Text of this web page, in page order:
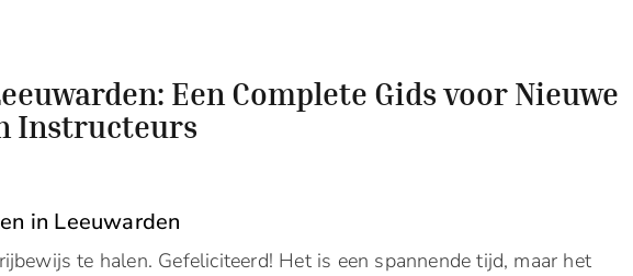
Een Complete Gids voor Nieuwe
Instructeurs
in Leeuwarden
te halen. Gefeliciteerd! Het is een spannende tijd, maar het